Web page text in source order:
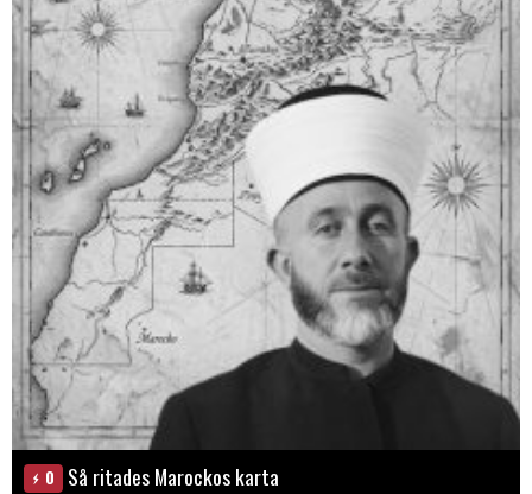
0 Så ritades Marockos karta